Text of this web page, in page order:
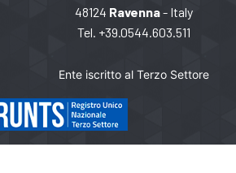
48124 Ravenna- Italy
Tel. +39.0544.603.511
Ente iscritto al Terzo Settore